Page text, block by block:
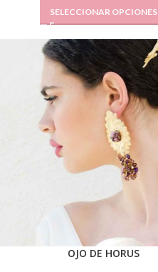
SELECCIONAR OPCIONES
OJO DE HORUS